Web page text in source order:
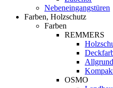
Nebeneingangstüren
Farben, Holzschutz
Farben
REMMERS
Allgrund
OSMO